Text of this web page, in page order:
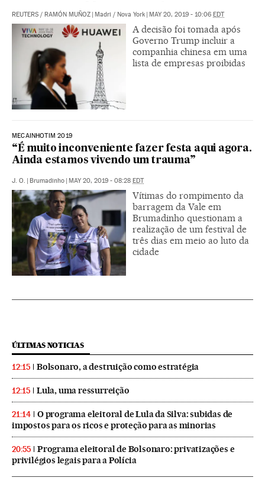
REUTERS / RAMÓN MUÑOZ | Madri / Nova York | MAY 20, 2019 - 10:06 EDT
A decisão foi tomada após
Governo Trump incluir a
companhia chinesa em uma
lista de empresas proibidas
MECAINHOTIM 2019
“É muito inconveniente fazer festa aqui agora.
Ainda estamos vivendo um trauma”
J. O. | Brumadinho | MAY 20, 2019 - 08:28 EDT
Vítimas do rompimento da
barragem da Vale em
Brumadinho questionam a
realização de um festival de
três dias em meio ao luto da
cidade
ÚLTIMAS NOTICIAS
12:15 Bolsonaro, a destruição como estratégia
12:15 Lula, uma ressurreição
21:14
O programa eleitoral de Lula da Silva: subidas de
impostos para os ricos e proteção para as minorias
20:55
Programa eleitoral de Bolsonaro: privatizações e
privilégios legais para a Polícia